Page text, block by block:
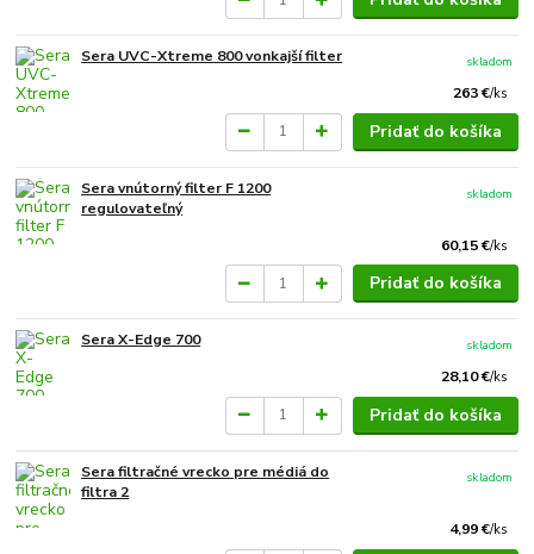
Sera UVC-Xtreme 800 vonkajší filter
263 €/ks
skladom
Pridať do košíka
Sera vnútorný filter F 1200
regulovateľný
60,15 €/ks
skladom
Pridať do košíka
Sera X-Edge 700
28,10 €/ks
skladom
Pridať do košíka
Sera filtračné vrecko pre médiá do
filtra 2
4,99 €/ks
skladom